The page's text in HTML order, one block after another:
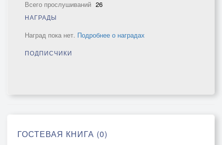
Всего прослушиваний 26
НАГРАДЫ
Наград пока нет. Подробнее о наградах
ПОДПИСЧИКИ
ГОСТЕВАЯ КНИГА (0)